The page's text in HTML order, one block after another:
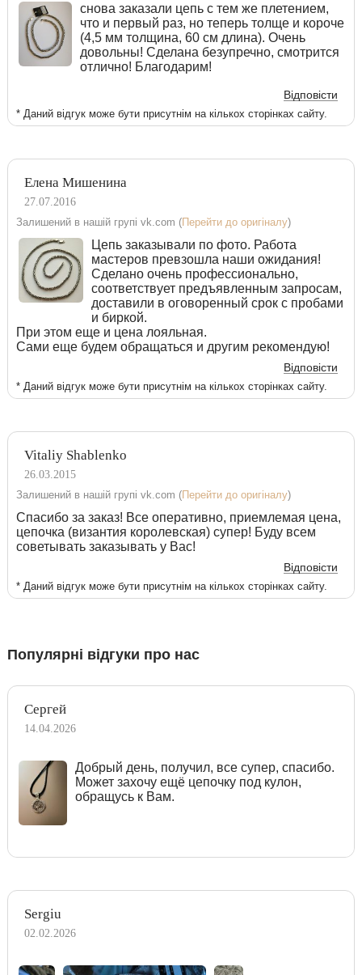
снова заказали цепь с тем же плетением,
что и первый раз, но теперь толще и короче
(4,5 мм толщина, 60 см длина). Очень
довольны! Сделана безупречно, смотрится
отлично! Благодарим!
Відповісти
* Даний відгук може бути присутнім на кількох сторінках сайту.
Елена Мишенина
27.07.2016
Залишений в нашій групі vk.com (Перейти до оригіналу)
Цепь заказывали по фото. Работа
мастеров превзошла наши ожидания!
Сделано очень профессионально,
соответствует предъявленным запросам,
доставили в оговоренный срок с пробами
и биркой.
При этом еще и цена лояльная.
Сами еще будем обращаться и другим рекомендую!
Відповісти
* Даний відгук може бути присутнім на кількох сторінках сайту.
Vitaliy Shablenko
26.03.2015
Залишений в нашій групі vk.com (Перейти до оригіналу)
Спасибо за заказ! Все оперативно, приемлемая цена,
цепочка (византия королевская) супер! Буду всем
советывать заказывать у Вас!
Відповісти
* Даний відгук може бути присутнім на кількох сторінках сайту.
Популярні відгуки про нас
Сергей
14.04.2026
Добрый день, получил, все супер, спасибо.
Может захочу ещё цепочку под кулон,
обращусь к Вам.
Sergiu
02.02.2026